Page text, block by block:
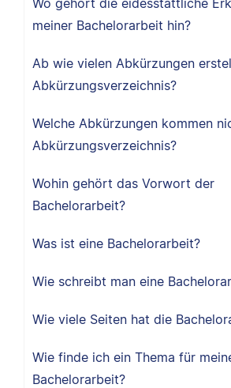
Wo gehört die eidesstattliche
meiner Bachelorarbeit hin?
Ab wie vielen Abkürzungen
Abkürzungsverzeichnis?
Welche Abkürzungen kommen
Abkürzungsverzeichnis?
Wohin gehört das Vorwort der
Bachelorarbeit?
Was ist eine Bachelorarbeit?
Wie schreibt man eine
Wie viele Seiten hat die
Wie finde ich ein Thema für
Bachelorarbeit?